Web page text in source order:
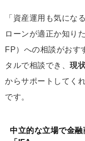
「資産運用も気にな
ローンが適正か知り
FP）への相談がおす
タルで相談でき、 現
からサポートしてく
です。
中立的な立場で金